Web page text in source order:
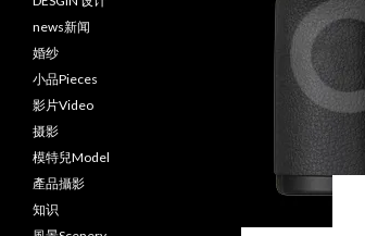
news新闻
婚纱
小品Pieces
影片Video
摄影
模特兒Model
產品攝影
知识